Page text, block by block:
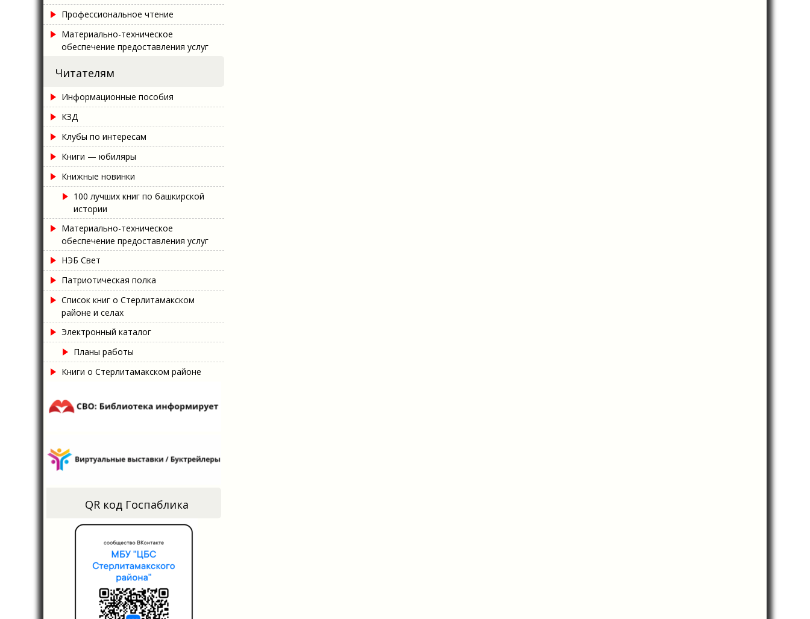
Профессиональное чтение
Материально-техническое
обеспечение предоставления услуг
Читателям
Информационные пособия
КЗД
Клубы по интересам
Книги — юбиляры
Книжные новинки
100 лучших книг по башкирской
истории
Материально-техническое
обеспечение предоставления услуг
НЭБ Свет
Патриотическая полка
Список книг о Стерлитамакском
районе и селах
Электронный каталог
Планы работы
Книги о Стерлитамакском районе
QR код Госпаблика